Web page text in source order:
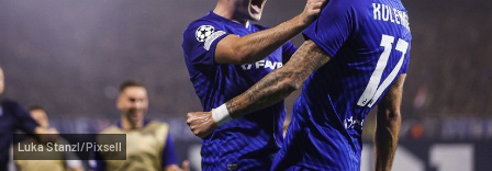
Luka Stanzl/Pixsell